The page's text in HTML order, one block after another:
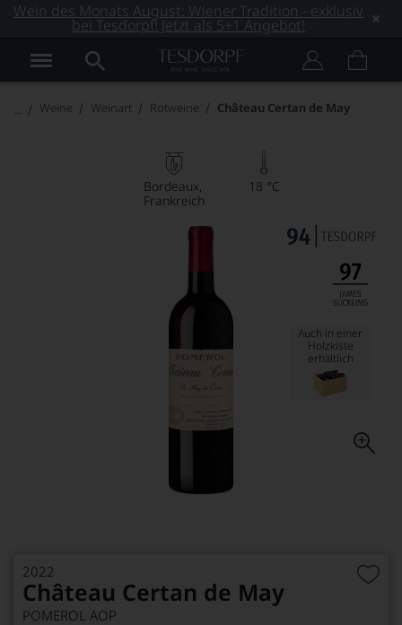
Wein des Monats August: Wiener Tradition - exklusiv
bei Tesdorpf! Jetzt als 5+1 Angebot!
Weine Weinart Rotweine Château Certan de May
Bordeaux
Frankreich
18 °C
Auch in einer
Holzkiste
erhältlich
2022
Château Certan de May
POMEROL AOP